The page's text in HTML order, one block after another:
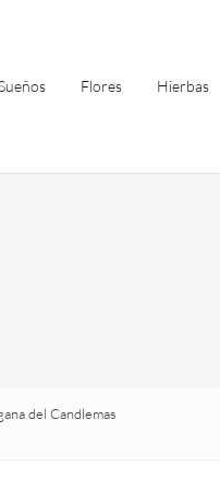
Flores Hierbas
del Candlemas